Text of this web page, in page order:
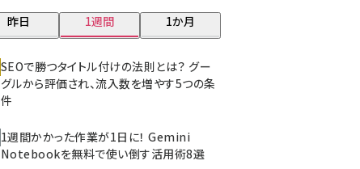
昨日 1週間 1か月
SEOで勝つタイトル付けの法則とは？ グー
グルから評価され、流入数を増やす5つの条
件
1週間かかった作業が1日に！ Gemini
Notebookを無料で使い倒す活用術8選